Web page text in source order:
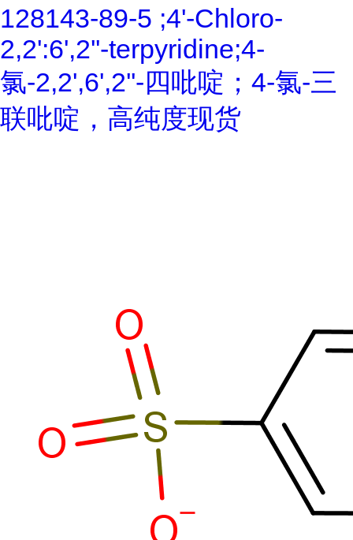
128143-89-5 ;4'-Chloro-
2,2':6',2''-terpyridine;4-
氯-2,2',6',2''-四吡啶；4-氯-三
联吡啶，高纯度现货